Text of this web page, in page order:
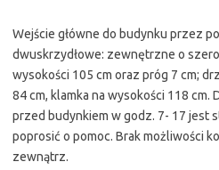
Wejście główne do budynku przez
dwuskrzydłowe: zewnętrzne o
wysokości 105 cm oraz próg 7 cm;
84 cm, klamka na wysokości 118
przed budynkiem w godz. 7- 17 jest
poprosić o pomoc. Brak możliwości
zewnątrz.